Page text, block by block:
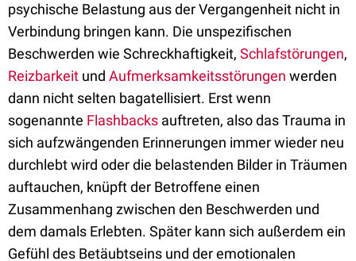
psychische Belastung aus der Vergangenheit nicht in
Verbindung bringen kann. Die unspezifischen
Beschwerden wie Schreckhaftigkeit, Schlafstörungen,
Reizbarkeit und Aufmerksamkeitsstörungen werden
dann nicht selten bagatellisiert. Erst wenn
sogenannte Flashbacks auftreten, also das Trauma in
sich aufzwängenden Erinnerungen immer wieder neu
durchlebt wird oder die belastenden Bilder in Träumen
auftauchen, knüpft der Betroffene einen
Zusammenhang zwischen den Beschwerden und
dem damals Erlebten. Später kann sich außerdem ein
Gefühl des Betäubtseins und der emotionalen